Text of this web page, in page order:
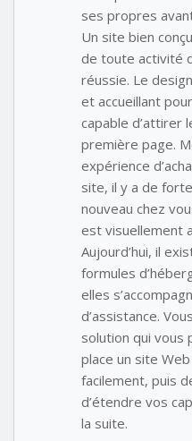
ses propres
Un site bien
de toute activité
réussie. Le
et accueillant
capable d’attirer
première page.
expérience
site, il y a de
nouveau chez
est visuellement
Aujourd’hui, il
formules
elles
d’assistance.
solution qui
place un site
facilement, puis
d’étendre vos
la suite.